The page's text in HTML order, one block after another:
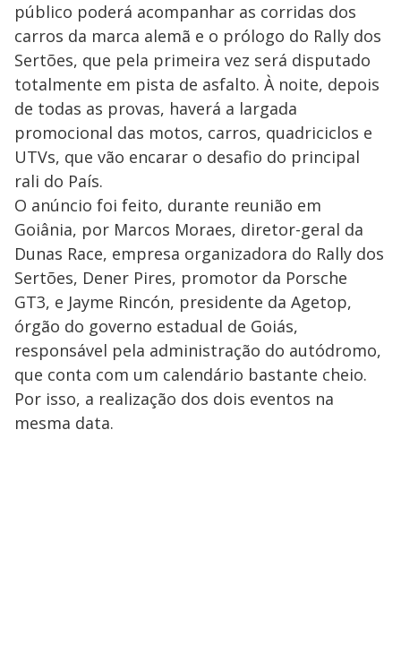
público poderá acompanhar as corridas dos
carros da marca alemã e o prólogo do Rally dos
Sertões, que pela primeira vez será disputado
totalmente em pista de asfalto. À noite, depois
de todas as provas, haverá a largada
promocional das motos, carros, quadriciclos e
UTVs, que vão encarar o desafio do principal
rali do País.
O anúncio foi feito, durante reunião em
Goiânia, por Marcos Moraes, diretor-geral da
Dunas Race, empresa organizadora do Rally dos
Sertões, Dener Pires, promotor da Porsche
GT3, e Jayme Rincón, presidente da Agetop,
órgão do governo estadual de Goiás,
responsável pela administração do autódromo,
que conta com um calendário bastante cheio.
Por isso, a realização dos dois eventos na
mesma data.